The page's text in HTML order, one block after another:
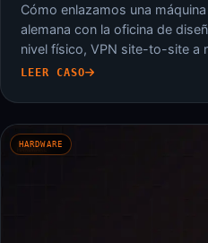
Cómo enlazamos una
alemana con la oficina de
nivel físico, VPN site-to-site a
LEER CASO
HARDWARE